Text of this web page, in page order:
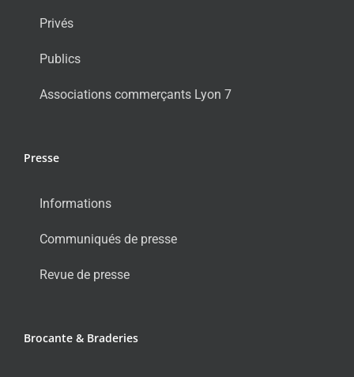
Privés
Publics
Associations commerçants Lyon 7
Presse
Informations
Communiqués de presse
Revue de presse
Brocante & Braderies